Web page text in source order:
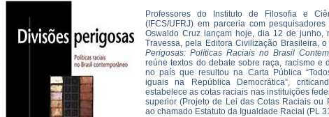
Professores do Instituto de Filosofia e
(IFCS/UFRJ) em parceria com
Oswaldo Cruz lançam hoje, dia 12 de junho,
Travessa, pela Editora Civilização Brasileira,
Perigosas: Políticas Raciais no Brasil
reúne textos do debate sobre raça, racismo e
no país que resultou na Carta Pública
iguais na República Democrática”,
estabelece as cotas raciais nas instituições
superior (Projeto de Lei das Cotas Raciais ou
ao chamado Estatuto da Igualdade Racial (PL